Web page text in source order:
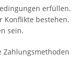
erfüllen.
Konflikte bestehen.
sein.
Zahlungsmethoden